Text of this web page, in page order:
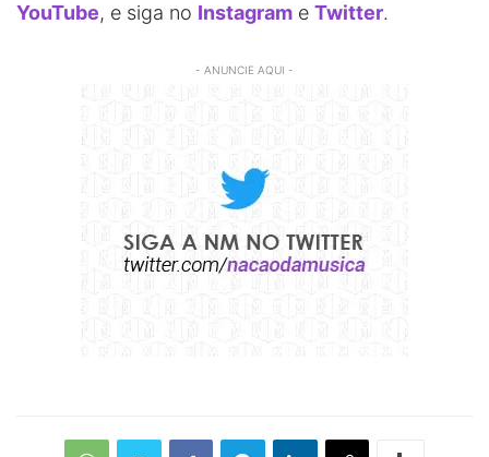
YouTube, e siga no Instagram e Twitter.
- ANUNCIE AQUI -